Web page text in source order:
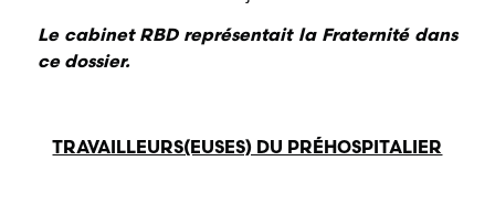
Le cabinet RBD représentait la Fraternité dans
ce dossier.
TRAVAILLEURS(EUSES) DU PRÉHOSPITALIER